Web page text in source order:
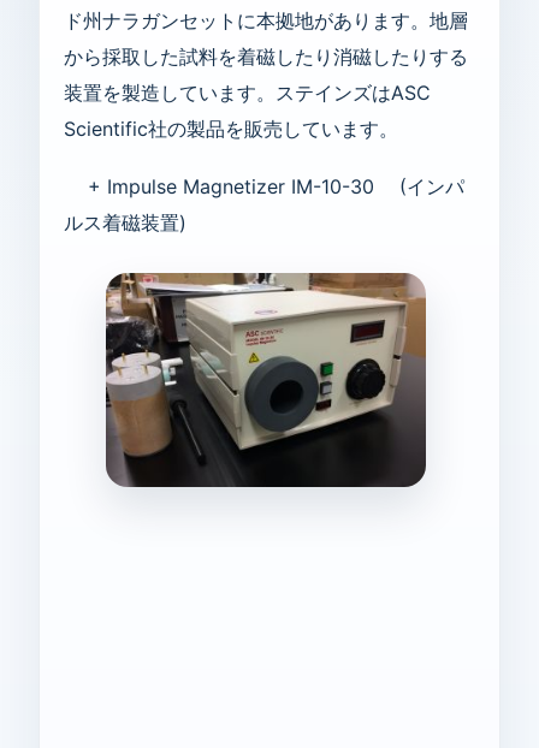
ド州ナラガンセットに本拠地があります。地層
から採取した試料を着磁したり消磁したりする
装置を製造しています。ステインズはASC
Scientific社の製品を販売しています。
+ Impulse Magnetizer IM-10-30 (インパ
ルス着磁装置)